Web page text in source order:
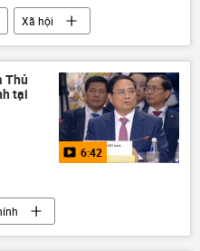
Xã hội
xe ô-tô
Thủ
tại
6:42